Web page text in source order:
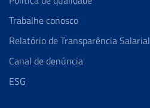
Trabalhe conosco
Relatório de Transparência Salarial
Canal de denúncia
ESG